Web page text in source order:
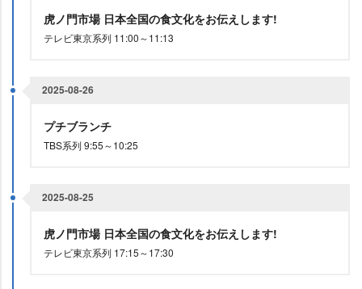
虎ノ門市場 日本全国の食文化をお伝えします!
テレビ東京系列 11:00～11:13
2025-08-26
プチブランチ
TBS系列 9:55～10:25
2025-08-25
虎ノ門市場 日本全国の食文化をお伝えします!
テレビ東京系列 17:15～17:30